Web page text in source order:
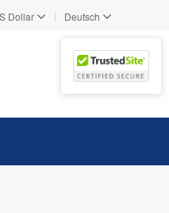
Dollar | Deutsch